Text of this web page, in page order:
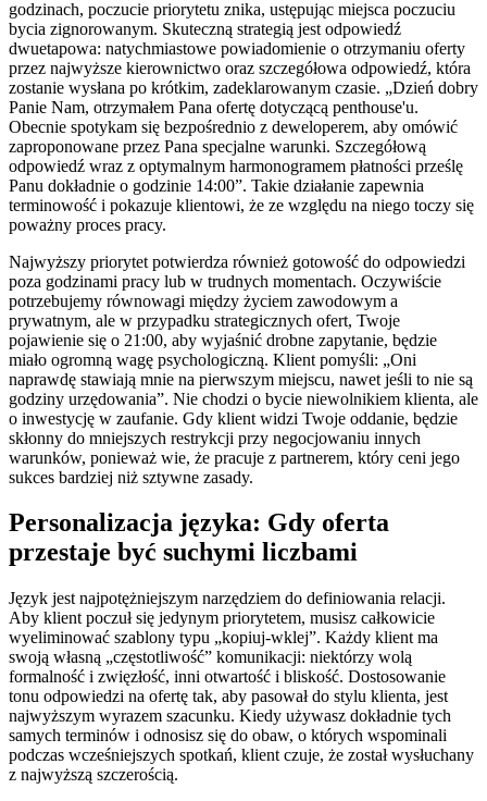
godzinach, poczucie priorytetu znika, ustępując miejsca poczuciu
bycia zignorowanym. Skuteczną strategią jest odpowiedź
dwuetapowa: natychmiastowe powiadomienie o otrzymaniu oferty
przez najwyższe kierownictwo oraz szczegółowa odpowiedź, która
zostanie wysłana po krótkim, zadeklarowanym czasie. „Dzień dobry
Panie Nam, otrzymałem Pana ofertę dotyczącą penthouse'u.
Obecnie spotykam się bezpośrednio z deweloperem, aby omówić
zaproponowane przez Pana specjalne warunki. Szczegółową
odpowiedź wraz z optymalnym harmonogramem płatności prześlę
Panu dokładnie o godzinie 14:00”. Takie działanie zapewnia
terminowość i pokazuje klientowi, że ze względu na niego toczy się
poważny proces pracy.
Najwyższy priorytet potwierdza również gotowość do odpowiedzi
poza godzinami pracy lub w trudnych momentach. Oczywiście
potrzebujemy równowagi między życiem zawodowym a
prywatnym, ale w przypadku strategicznych ofert, Twoje
pojawienie się o 21:00, aby wyjaśnić drobne zapytanie, będzie
miało ogromną wagę psychologiczną. Klient pomyśli: „Oni
naprawdę stawiają mnie na pierwszym miejscu, nawet jeśli to nie są
godziny urzędowania”. Nie chodzi o bycie niewolnikiem klienta, ale
o inwestycję w zaufanie. Gdy klient widzi Twoje oddanie, będzie
skłonny do mniejszych restrykcji przy negocjowaniu innych
warunków, ponieważ wie, że pracuje z partnerem, który ceni jego
sukces bardziej niż sztywne zasady.
Personalizacja języka: Gdy oferta
przestaje być suchymi liczbami
Język jest najpotężniejszym narzędziem do definiowania relacji.
Aby klient poczuł się jedynym priorytetem, musisz całkowicie
wyeliminować szablony typu „kopiuj-wklej”. Każdy klient ma
swoją własną „częstotliwość” komunikacji: niektórzy wolą
formalność i zwięzłość, inni otwartość i bliskość. Dostosowanie
tonu odpowiedzi na ofertę tak, aby pasował do stylu klienta, jest
najwyższym wyrazem szacunku. Kiedy używasz dokładnie tych
samych terminów i odnosisz się do obaw, o których wspominali
podczas wcześniejszych spotkań, klient czuje, że został wysłuchany
z najwyższą szczerością.